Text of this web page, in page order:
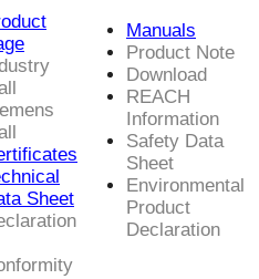
Sheet
Manuals
Product Note
Download
REACH
Information
Safety Data
Sheet
Environmental
Product
Declaration